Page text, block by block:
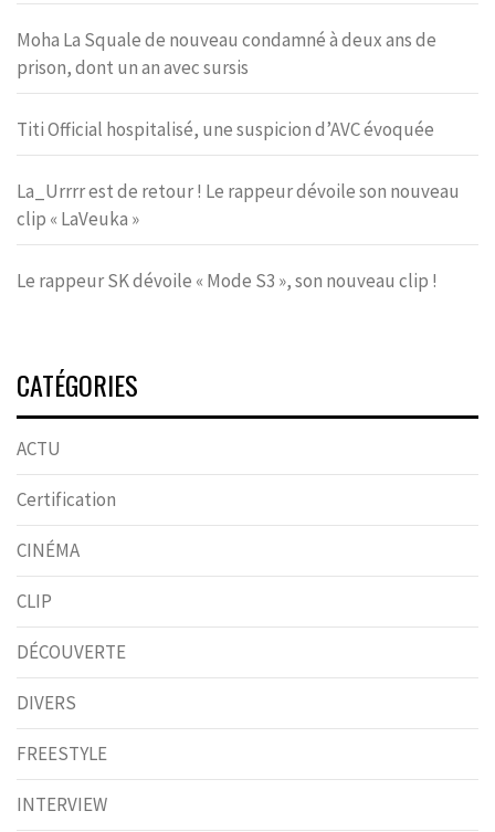
Moha La Squale de nouveau condamné à deux ans de
prison, dont un an avec sursis
Titi Official hospitalisé, une suspicion d’AVC évoquée
La_Urrrr est de retour ! Le rappeur dévoile son nouveau
clip « LaVeuka »
Le rappeur SK dévoile « Mode S3 », son nouveau clip !
CATÉGORIES
ACTU
Certification
CINÉMA
CLIP
DÉCOUVERTE
DIVERS
FREESTYLE
INTERVIEW